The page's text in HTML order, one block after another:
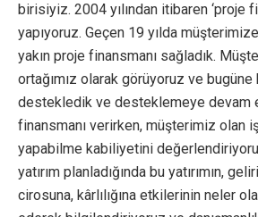
birisiyiz. 2004 yılından itibaren ‘proje
yapıyoruz. Geçen 19 yılda
yakın proje finansmanı sağladık.
ortağımız olarak görüyoruz ve
destekledik ve desteklemeye devam
finansmanı verirken, müşterimiz olan
yapabilme kabiliyetini
yatırım planladığında bu yatırımın,
cirosuna, kârlılığına etkilerinin neler